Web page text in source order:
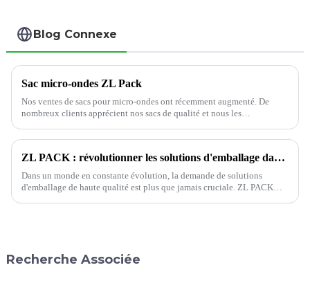
Blog Connexe
Sac micro-ondes ZL Pack
Nos ventes de sacs pour micro-ondes ont récemment augmenté. De
nombreux clients apprécient nos sacs de qualité et nous les
ZL PACK : révolutionner les solutions d'emballage dans tous les domaines de la vie
Dans un monde en constante évolution, la demande de solutions
d'emballage de haute qualité est plus que jamais cruciale. ZL PACK
Recherche Associée